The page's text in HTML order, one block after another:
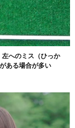
へのミス（ひっか
ある場合が多い